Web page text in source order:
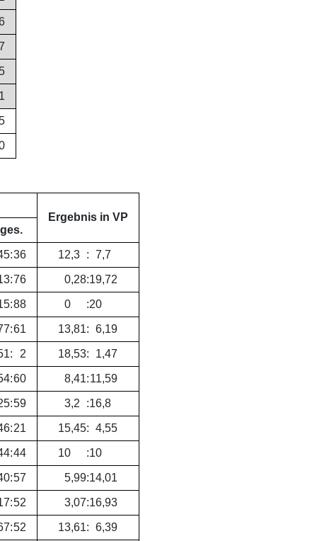
Ergebnis in VP
ges.
:36 12,3 : 7,7
:76 0,28:19,72
:88 0 :20
:61 13,81: 6,19
: 2 18,53: 1,47
:60 8,41:11,59
:59 3,2 :16,8
:21 15,45: 4,55
:44 10 :10
:57 5,99:14,01
:52 3,07:16,93
:52 13,61: 6,39